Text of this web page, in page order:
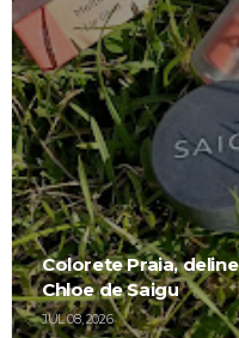
Colorete Praia,
Chloe de Saigu
JUL 08, 2026